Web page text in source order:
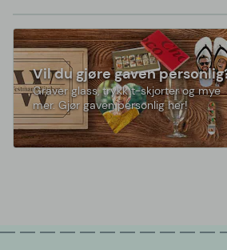
Vil du gjøre gaven
Graver glass, trykk t-skjorter og mye
mer. Gjør gaven personlig her!